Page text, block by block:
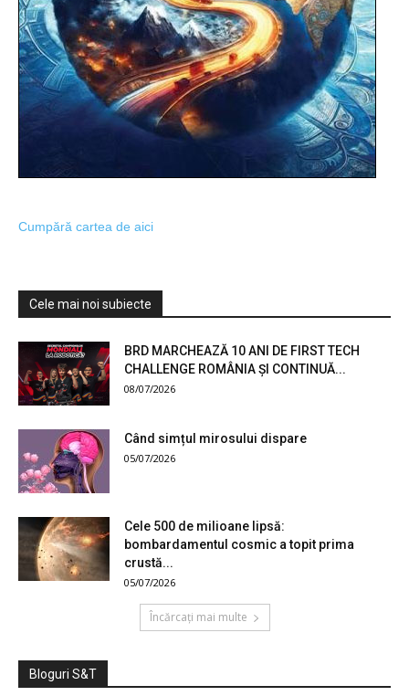
Cumpără cartea de aici
Cele mai noi subiecte
BRD MARCHEAZĂ 10 ANI DE FIRST TECH
CHALLENGE ROMÂNIA ȘI CONTINUĂ...
08/07/2026
Când simțul mirosului dispare
05/07/2026
Cele 500 de milioane lipsă:
bombardamentul cosmic a topit prima
crustă...
05/07/2026
Încărcați mai multe
Bloguri S&T